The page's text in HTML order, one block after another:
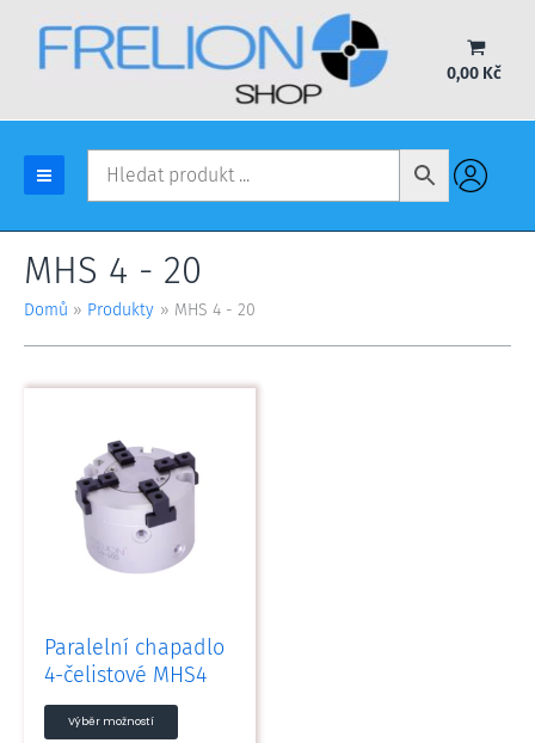
Přeskočit
obsah
0,00 Kč
MHS 4 - 20
Domů Produkty MHS 4 - 20
Paralelní chapadlo
4-čelistové MHS4
Výběr možností
má
více
variant.
lze
stránce
produktu